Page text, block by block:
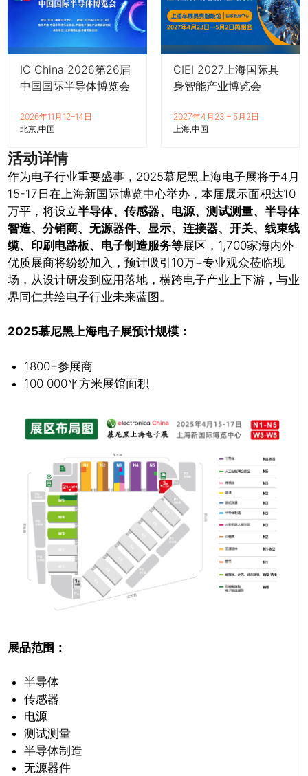
IC China 2026第26届
中国国际半导体博览会
2026年11月12–14日
北京 中国
CIEI 2027上海国际具
身智能产业博览会
2027年4月23 – 5月2日
上海 中国
活动详情
作为电子行业重要盛事，2025慕尼黑上海电子展将于4月
15-17日在上海新国际博览中心举办，本届展示面积达10
万平，将设立半导体、传感器、电源、测试测量、半导体
智造、分销商、无源器件、显示、连接器、开关、线束线
缆、印刷电路板、电子制造服务等展区，1,700家海内外
优质展商将纷纷加入，预计吸引10万+专业观众莅临现
场，从设计研发到应用落地，横跨电子产业上下游，与业
界同仁共绘电子行业未来蓝图。
2025慕尼黑上海电子展预计规模：
1800+参展商
100 000平方米展馆面积
展品范围：
半导体
传感器
电源
测试测量
半导体制造
无源器件